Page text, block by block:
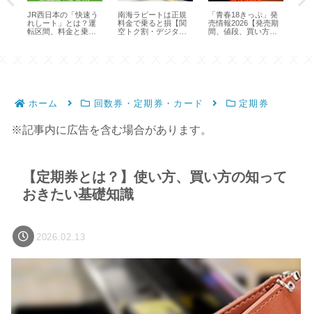
JR西日本の「快速う
れしート」とは？運
転区間、料金と乗り
南海ラピートは正規
料金で乗ると損【関
空トク割・デジタル
「青春18きっぷ」発
売情報2026【発売期
間、値段、買い方、
ホーム 回数券・定期券・カード 定期券
※記事内に広告を含む場合があります。
【定期券とは？】使い方、買い方の知って
おきたい基礎知識
2026.02.13